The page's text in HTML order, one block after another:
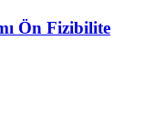
Ön Fizibilite